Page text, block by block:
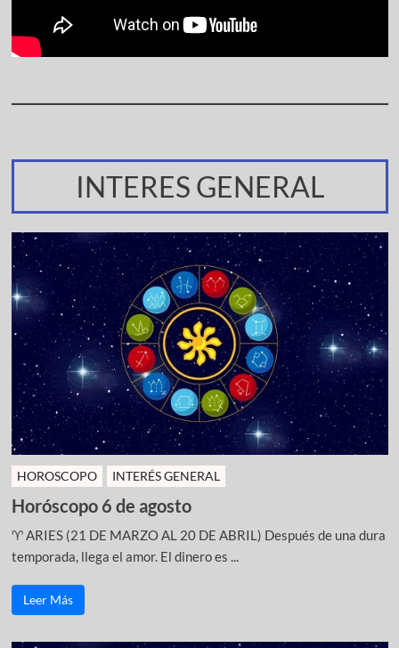
INTERES GENERAL
HOROSCOPO INTERÉS GENERAL
Horóscopo 6 de agosto
♈ ARIES (21 DE MARZO AL 20 DE ABRIL) Después de una dura
temporada, llega el amor. El dinero es ...
Leer Más